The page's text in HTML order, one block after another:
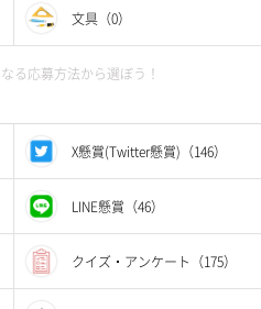
文具（0）
る応募方法から選ぼう！
X懸賞(Twitter懸賞)（146）
LINE懸賞（46）
クイズ・アンケート（175）